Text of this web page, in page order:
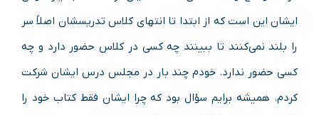
ایشان این است که از ابتدا تا انتهای کلاس تدریسشان اصلاً سر
را بلند نمی‌کنند تا ببینند چه کسی در کلاس حضور دارد و چه
کسی حضور ندارد. خودم چند بار در مجلس درس ایشان شرکت
کردم. همیشه برایم سؤال بود که چرا ایشان فقط کتاب خود را